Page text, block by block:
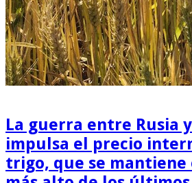
La guerra entre Rusia
impulsa el precio
trigo, que se mantiene